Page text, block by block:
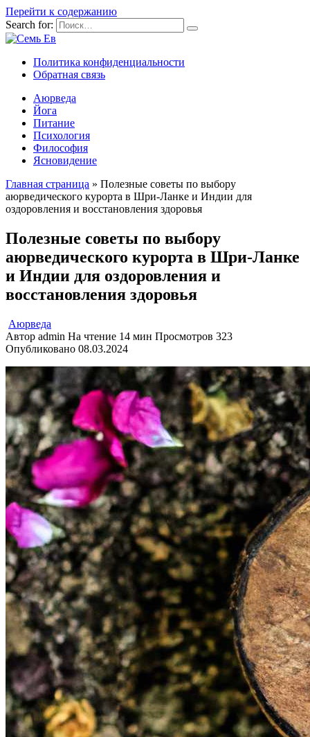
Перейти к содержанию
Search for:
Политика конфиденциальности
Обратная связь
Аюрведа
Йога
Питание
Психология
Философия
Ясновидение
Главная страница » Полезные советы по выбору
аюрведического курорта в Шри-Ланке и Индии для
оздоровления и восстановления здоровья
Полезные советы по выбору
аюрведического курорта в Шри-Ланке
и Индии для оздоровления и
восстановления здоровья
Аюрведа
Автор admin На чтение 14 мин Просмотров 323
Опубликовано 08.03.2024